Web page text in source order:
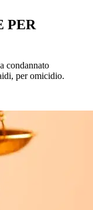
PER
condannato
per omicidio.